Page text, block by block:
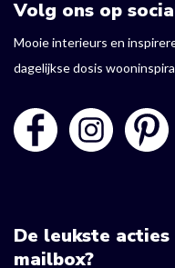
Volg ons op
Mooie interieurs en
dagelijkse dosis
De leukste
mailbox?